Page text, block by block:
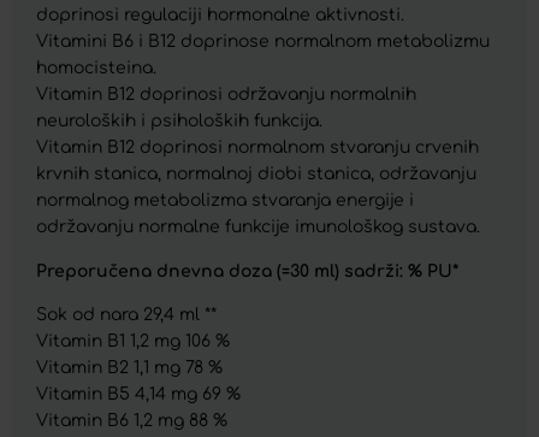
doprinosi regulaciji hormonalne aktivnosti.
Vitamini B6 i B12 doprinose normalnom metabolizmu
homocisteina.
Vitamin B12 doprinosi održavanju normalnih
neuroloških i psiholoških funkcija.
Vitamin B12 doprinosi normalnom stvaranju crvenih
krvnih stanica, normalnoj diobi stanica, održavanju
normalnog metabolizma stvaranja energije i
održavanju normalne funkcije imunološkog sustava.
Preporučena dnevna doza (=30 ml) sadrži: % PU*
Sok od nara 29,4 ml **
Vitamin B1 1,2 mg 106 %
Vitamin B2 1,1 mg 78 %
Vitamin B5 4,14 mg 69 %
Vitamin B6 1,2 mg 88 %